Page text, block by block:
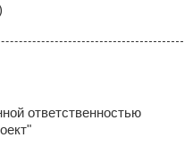
ответственностью